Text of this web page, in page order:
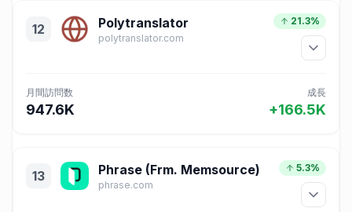
12 Polytranslator
polytranslator.com
21.3%
月間訪問数
947.6K
成長
+166.5K
13 Phrase (Frm. Memsource)
phrase.com
5.3%